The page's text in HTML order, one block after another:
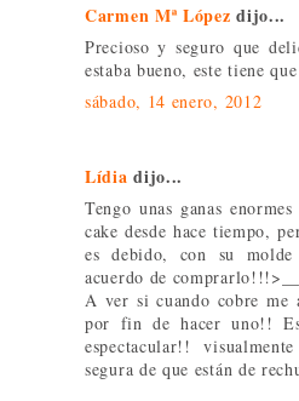
Carmen Mª López dijo...
Precioso y seguro que
estaba bueno, este tiene
sábado, 14 enero, 2012
Lídia dijo...
Tengo unas ganas
cake desde hace tiempo,
es debido, con su
acuerdo de
A ver si cuando cobre me
por fin de hacer uno!!
espectacular!!
segura de que están de